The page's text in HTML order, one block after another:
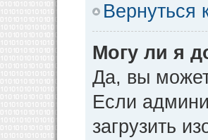
Вернуться
Могу ли я
Да, вы
Если
загрузить